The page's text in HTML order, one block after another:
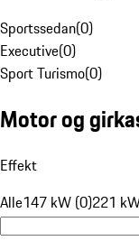
Sportssedan(0)
Executive(0)
Sport Turismo(0)
Motor og
Effekt
Alle147 kW (0)221